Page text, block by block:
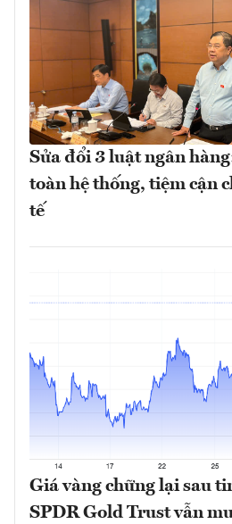
Sửa đổi 3 luật ngân
toàn hệ thống, tiệm cận
tế
Giá vàng chững lại sau
SPDR Gold Trust vẫn